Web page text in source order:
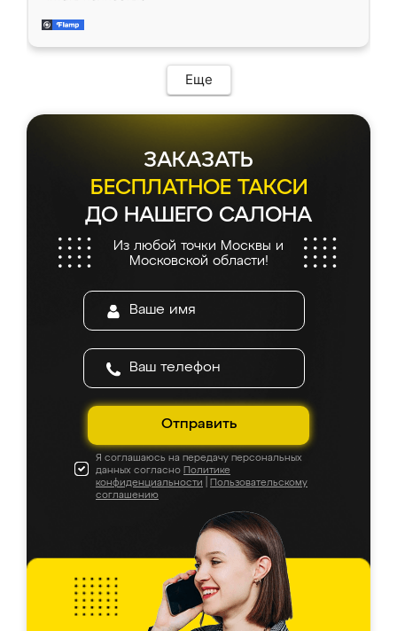
довольны работой. Спасибо Ренессанс
мебель за качественную работу!
Еще
ЗАКАЗАТЬ
БЕСПЛАТНОЕ ТАКСИ
ДО НАШЕГО САЛОНА
Из любой точки Москвы и
Московской области!
Отправить
Я соглашаюсь на передачу персональных
данных согласно Политике
конфиденциальности
Пользовательскому
соглашению